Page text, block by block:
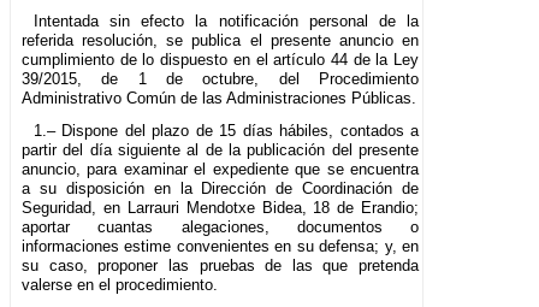
Intentada sin efecto la notificación personal de la
referida resolución, se publica el presente anuncio en
cumplimiento de lo dispuesto en el artículo 44 de la Ley
39/2015, de 1 de octubre, del Procedimiento
Administrativo Común de las Administraciones Públicas.
1.– Dispone del plazo de 15 días hábiles, contados a
partir del día siguiente al de la publicación del presente
anuncio, para examinar el expediente que se encuentra
a su disposición en la Dirección de Coordinación de
Seguridad, en Larrauri Mendotxe Bidea, 18 de Erandio;
aportar cuantas alegaciones, documentos o
informaciones estime convenientes en su defensa; y, en
su caso, proponer las pruebas de las que pretenda
valerse en el procedimiento.